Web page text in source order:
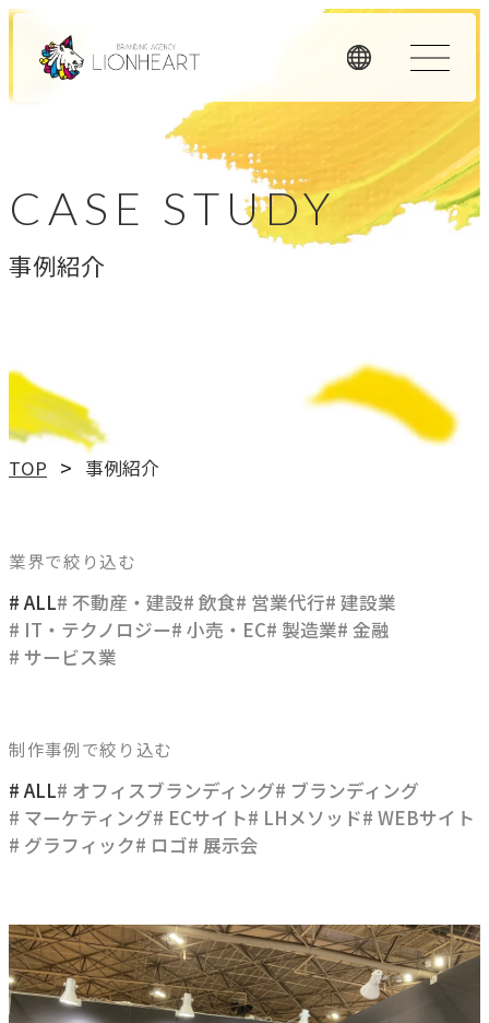
私たちの独自性
私たちは独自のメソッドと理念経営、そして顧客体験を重
視したアプローチで、お客様のビジネスに価値を提供しま
BUSINESS
ブランディングからマーケティング、組織支援、実行までを
一貫して支援します。
ブランド構築支援
マーケティング支援
→
専門性で戦略をかたちにする
CASE STUDY
事例紹介
TOP 事例紹介
業界で絞り込む
# ALL# 不動産・建設# 飲食# 営業代行# 建設業
# IT・テクノロジー# 小売・EC# 製造業# 金融
# サービス業
制作事例で絞り込む
# ALL# オフィスブランディング# ブランディング
# マーケティング# ECサイト# LHメソッド# WEBサイト
# グラフィック# ロゴ# 展示会